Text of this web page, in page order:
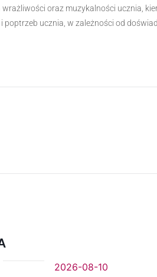
oraz muzykalności ucznia,
ucznia, w zależności od
2026-08-10